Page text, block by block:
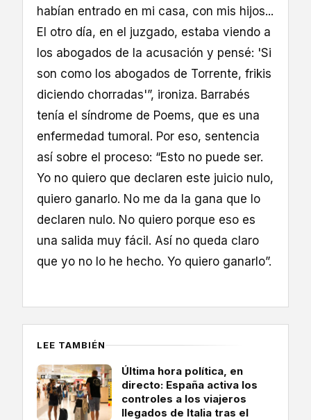
habían entrado en mi casa, con mis hijos...
El otro día, en el juzgado, estaba viendo a
los abogados de la acusación y pensé: 'Si
son como los abogados de Torrente, frikis
diciendo chorradas'”, ironiza. Barrabés
tenía el síndrome de Poems, que es una
enfermedad tumoral. Por eso, sentencia
así sobre el proceso: “Esto no puede ser.
Yo no quiero que declaren este juicio nulo,
quiero ganarlo. No me da la gana que lo
declaren nulo. No quiero porque eso es
una salida muy fácil. Así no queda claro
que yo no lo he hecho. Yo quiero ganarlo”.
LEE TAMBIÉN
Última hora política, en
directo: España activa los
controles a los viajeros
llegados de Italia tras el